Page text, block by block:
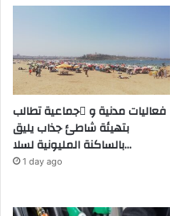
فعاليات مدنية و َجماعية تطالب
بتهيئة شاطئ جذاب يليق
بالساكنة المليونية لسلا…
1 day ago